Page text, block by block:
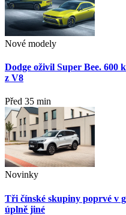
Nové modely
Dodge oživil Super Bee. 600
z V8
Před 35 min
Novinky
Tři čínské skupiny poprvé v
úplně jiné